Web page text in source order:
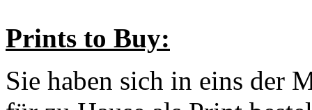
Prints to Buy:
Sie haben sich in eins der